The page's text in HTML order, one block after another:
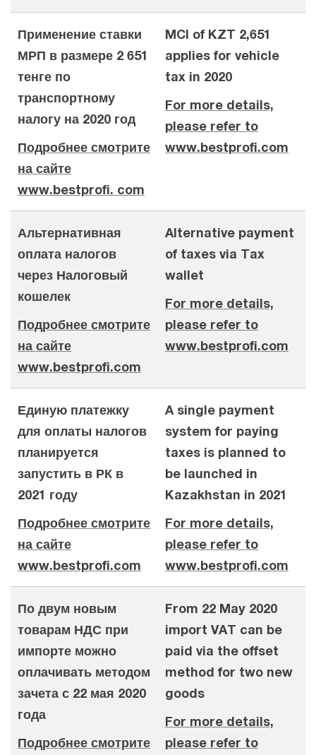
Применение ставки
МРП в размере 2 651
тенге по
транспортному
налогу на 2020 год
Подробнее смотрите
на сайте
www.bestprofi. com
MCI of KZT 2,651
applies for vehicle
tax in 2020
For more details,
please refer to
www.bestprofi.com
Альтернативная
оплата налогов
через Налоговый
кошелек
Подробнее смотрите
на сайте
www.bestprofi.com
Alternative payment
of taxes via Tax
wallet
For more details,
please refer to
www.bestprofi.com
Единую платежку
для оплаты налогов
планируется
запустить в РК в
2021 году
Подробнее смотрите
на сайте
www.bestprofi.com
A single payment
system for paying
taxes is planned to
be launched in
Kazakhstan in 2021
For more details,
please refer to
www.bestprofi.com
По двум новым
товарам НДС при
импорте можно
оплачивать методом
зачета с 22 мая 2020
года
Подробнее смотрите
From 22 May 2020
import VAT can be
paid via the offset
method for two new
goods
For more details,
please refer to